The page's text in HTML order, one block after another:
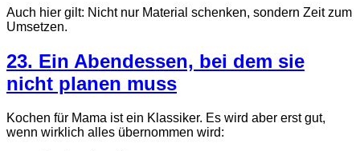
Auch hier gilt: Nicht nur Material schenken, sondern Zeit zum
Umsetzen.
23. Ein Abendessen, bei dem sie
nicht planen muss
Kochen für Mama ist ein Klassiker. Es wird aber erst gut,
wenn wirklich alles übernommen wird: